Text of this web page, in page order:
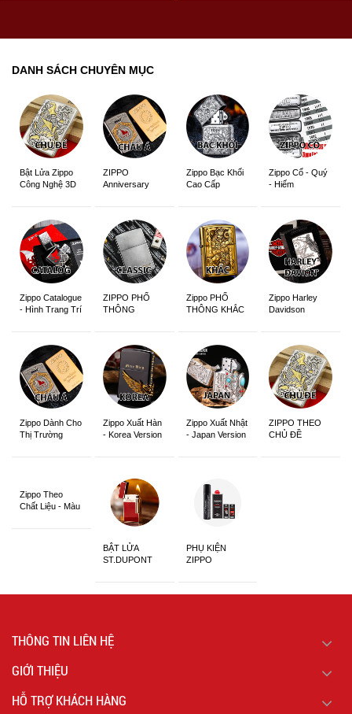
DANH SÁCH CHUYÊN MỤC
Bật Lửa Zippo
Công Nghệ 3D
ZIPPO
Anniversary
Zippo Bạc Khối
Cao Cấp
Zippo Cổ - Quý
- Hiếm
Zippo Catalogue
- Hình Trang Trí
ZIPPO PHỔ
THÔNG
Zippo PHỔ
THÔNG KHẮC
Zippo Harley
Davidson
Zippo Dành Cho
Thị Trường
Zippo Xuất Hàn
- Korea Version
Zippo Xuất Nhật
- Japan Version
ZIPPO THEO
CHỦ ĐỀ
Zippo Theo
Chất Liệu - Màu
BẬT LỬA
ST.DUPONT
PHỤ KIỆN
ZIPPO
THÔNG TIN LIÊN HỆ
GIỚI THIỆU
HỖ TRỢ KHÁCH HÀNG